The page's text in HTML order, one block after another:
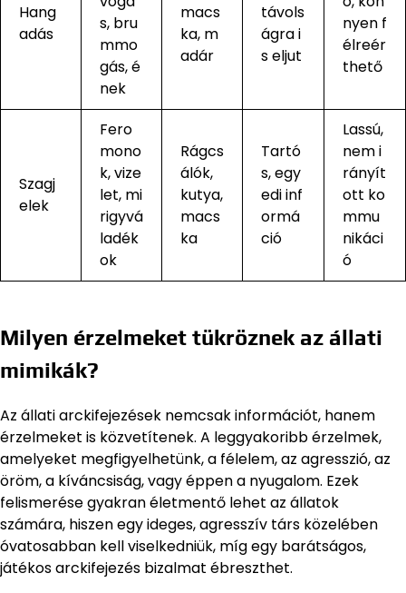
Hang
adás
s, bru
mmo
gás, é
nek
macs
ka, m
adár
távols
ágra i
s eljut
nyen f
élreér
thető
Szagj
elek
Fero
mono
k, vize
let, mi
rigyvá
ladék
ok
Rágcs
álók,
kutya,
macs
ka
Tartó
s, egy
edi inf
ormá
ció
Lassú,
nem i
rányít
ott ko
mmu
nikáci
ó
Milyen érzelmeket tükröznek az állati
mimikák?
Az állati arckifejezések nemcsak információt, hanem
érzelmeket is közvetítenek. A leggyakoribb érzelmek,
amelyeket megfigyelhetünk, a félelem, az agresszió, az
öröm, a kíváncsiság, vagy éppen a nyugalom. Ezek
felismerése gyakran életmentő lehet az állatok
számára, hiszen egy ideges, agresszív társ közelében
óvatosabban kell viselkedniük, míg egy barátságos,
játékos arckifejezés bizalmat ébreszthet.